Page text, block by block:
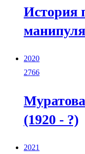
История
2020
2766
(1920 - ?)
2021